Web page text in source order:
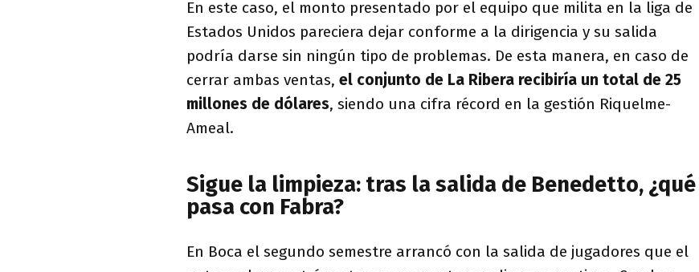
En este caso, el monto presentado por el equipo que milita en la liga de
Estados Unidos pareciera dejar conforme a la dirigencia y su salida
podría darse sin ningún tipo de problemas. De esta manera, en caso de
cerrar ambas ventas, el conjunto de La Ribera recibiría un total de 25
millones de dólares, siendo una cifra récord en la gestión Riquelme-
Ameal.
Sigue la limpieza: tras la salida de Benedetto, ¿qué
pasa con Fabra?
En Boca el segundo semestre arrancó con la salida de jugadores que el